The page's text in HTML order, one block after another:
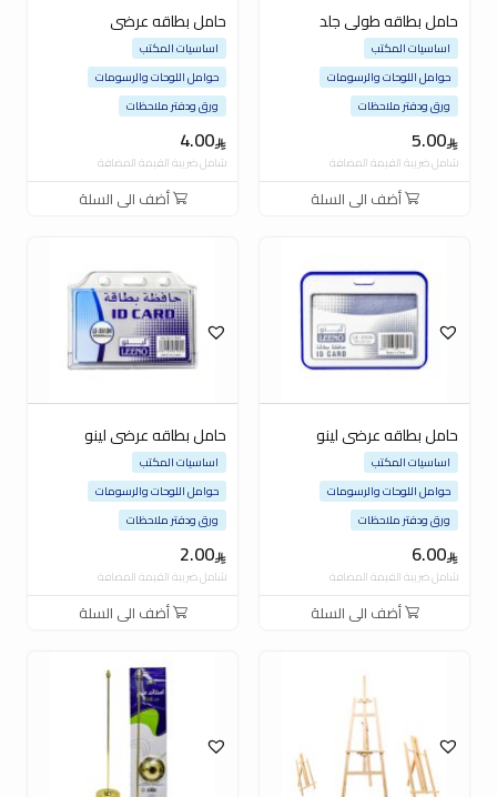
حامل بطاقه طولى جلد
5.00
اساسيات المكتب
حوامل اللوحات والرسومات
ورق ودفتر ملاحظات
شامل ضريبة القيمة المضافة
أضف الى السلة
حامل بطاقه عرضى
4.00
اساسيات المكتب
حوامل اللوحات والرسومات
ورق ودفتر ملاحظات
شامل ضريبة القيمة المضافة
أضف الى السلة
حامل بطاقه عرضى لينو
6.00
اساسيات المكتب
حوامل اللوحات والرسومات
ورق ودفتر ملاحظات
شامل ضريبة القيمة المضافة
أضف الى السلة
حامل بطاقه عرضى لينو
2.00
اساسيات المكتب
حوامل اللوحات والرسومات
ورق ودفتر ملاحظات
شامل ضريبة القيمة المضافة
أضف الى السلة